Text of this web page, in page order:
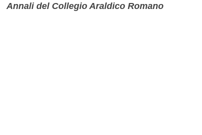
Annali del Collegio Araldico Romano